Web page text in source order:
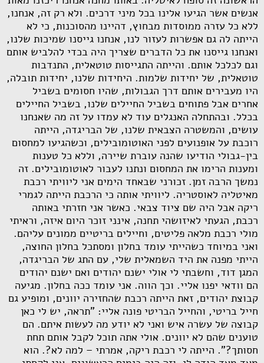
אנשים אשר הגיעו אלינו בכל מיני דרכים. ולא רק זה, אנחנו,
ללא כל עזרה ממוסדות מבחוץ, דהיינו מהסוכנות, כי לא
הייתה לה גם אפשרות לעזור לנו, אנחנו גייסנו שמיכות שלנו,
ואנחנו גייסנו את כל הדברים שצריך היה בכדי להלביש אותם
וגם לכלכל אותם. והייתה התגייסות טוטאלית, התנדבות
טוטאלית, של יחידות שלמות. היחידות שלנו, יחידות תובלה,
היו מעבירים אותם דרך הגבולות, שהיו חסומים בשביל
אחרים אבל פתוחים בשביל החיילים שלנו, בשביל החיילים
בכלל. ובהתחלה האנגלים עוד לא עמדו על זה מה שאנחנו
עושים, והמשטרה הצבאית שלנו, של הבריגדה, הייתה
רוכבת על אופנועים לפני האוטומובילים, וכשהגיעו למחסום
בין-גבולי הודיעו שהנה עוברת שיירה, וללא כל טענות
ומענות הרימו את המחסום ונתנו לעבור לאוטומובילים. זה
נמשך הרבה זמן. זכורני שבאחד הימים אני ליוויתי רכבת
מאיטליה לאוסטריה. ליוויתי אותה כי הרכבת הייתה לגמרי
ריקה אבל היה שם ציוד צבאי. כאשר אני חזרתי באותה
רכבת, הגעתי לאיזושהי תחנה, אינני זוכר היום איזה, וראיתי
מולי רכבת מלאה פליטים, וחיילים בריטיים ממונים עליהם.
ואני במיוחד כשהייתי עומד בחלון ומסתכל בחלון החוצה,
הייתי מפנה את היד השמאלית שלי, עם התג של הבריגדה,
המגן דוד, וחשבתי לי אולי ישנם יהודים ואם ישנם יהודים
הם וודאי יפנו אליי. וכך הווה. אני עומד ככה בחלון. מגיעה
קבוצת יהודים, זאת הייתה רכבת שהחזירה יוונים, ומופיע גם
חייל בריטי, והחייל הבריטי פונה אליי: "תראה, יש לי כאן
קבוצה של עשרה איש ואני לא יודע מה לעשות איתם. הם
טוענים שהם לא יוונים. אולי אתה תוכל לקבל אותם תחת
חסותך?". הייתה לי רכבת ריקה, אמרתי – למה לא?. הוא